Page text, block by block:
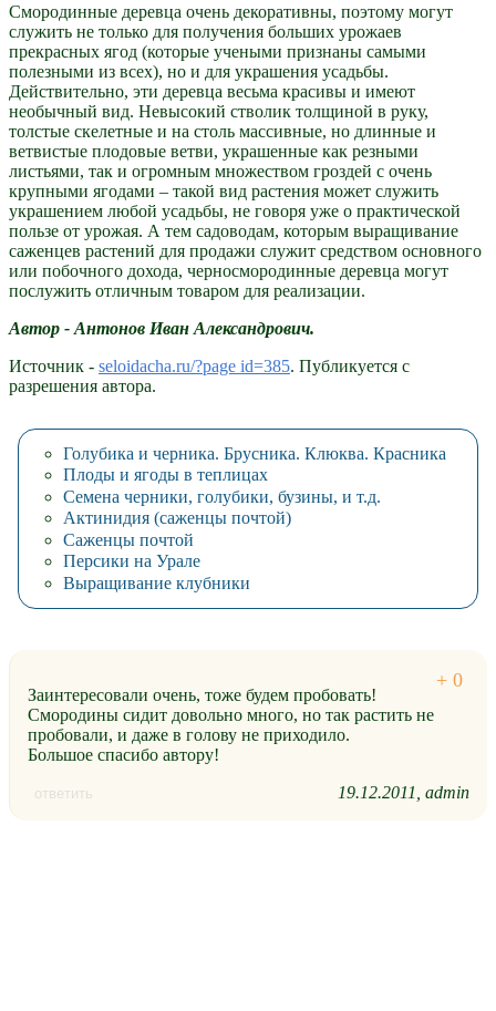
Смородинные деревца очень декоративны, поэтому могут
служить не только для получения больших урожаев
прекрасных ягод (которые учеными признаны самыми
полезными из всех), но и для украшения усадьбы.
Действительно, эти деревца весьма красивы и имеют
необычный вид. Невысокий стволик толщиной в руку,
толстые скелетные и на столь массивные, но длинные и
ветвистые плодовые ветви, украшенные как резными
листьями, так и огромным множеством гроздей с очень
крупными ягодами – такой вид растения может служить
украшением любой усадьбы, не говоря уже о практической
пользе от урожая. А тем садоводам, которым выращивание
саженцев растений для продажи служит средством основного
или побочного дохода, черносмородинные деревца могут
послужить отличным товаром для реализации.
Автор - Антонов Иван Александрович.
Источник - seloidacha.ru/?page id=385. Публикуется с
разрешения автора.
Голубика и черника. Брусника. Клюква. Красника
Плоды и ягоды в теплицах
Семена черники, голубики, бузины, и т.д.
Актинидия (саженцы почтой)
Саженцы почтой
Персики на Урале
Выращивание клубники
Заинтересовали очень, тоже будем пробовать!
Смородины сидит довольно много, но так растить не
пробовали, и даже в голову не приходило.
Большое спасибо автору!
ответить 19.12.2011 admin